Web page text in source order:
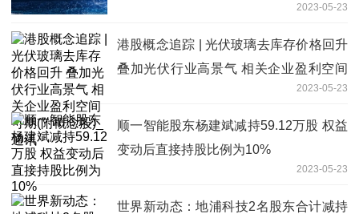
2023-05-23
港股概念追踪 | 光伏玻璃去库存价格回升
叠加光伏行业高景气 相关企业盈利空间
2023-05-23
顺一智能股东杨建斌减持59.12万股 权益
变动后直接持股比例为10%
2023-05-23
世界新动态：地浦科技2名股东合计减持